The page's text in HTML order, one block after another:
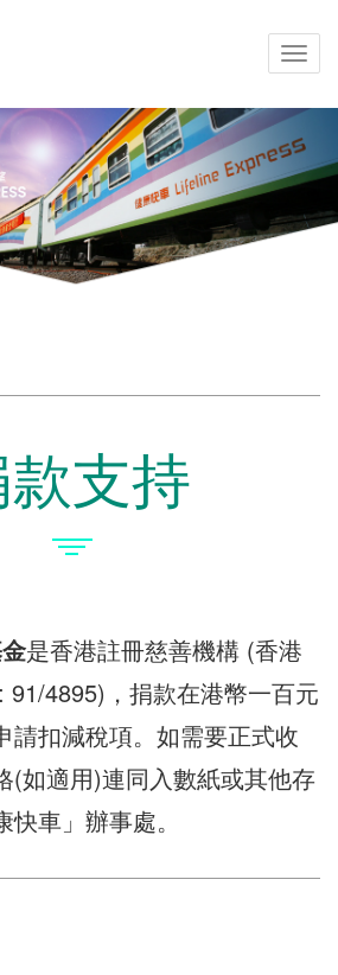
支持
是香港註冊慈善機構 (香港
91/4895)，捐款在港幣一百元
請扣減稅項。如需要正式收
(如適用)連同入數紙或其他存
車」辦事處。